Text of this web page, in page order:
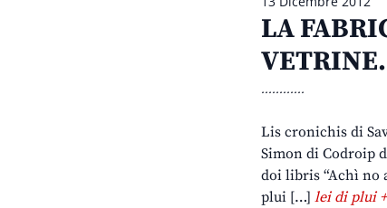
LA
............
Lis cronichis di
Simon di Codroip
doi libris “Achì no
plui […] lei di plui +